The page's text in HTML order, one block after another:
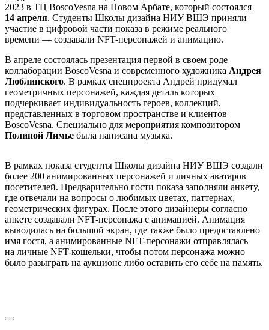
2023 в ТЦ BoscoVesna на Новом Арбате, который состоялся
14 апреля. Студенты Школы дизайна НИУ ВШЭ приняли
участие в цифровой части показа в режиме реального
времени — создавали NFT-персонажей и анимацию.
В апреле состоялась презентация первой в своем роде
коллаборации BoscoVesna и современного художника Андрея
Люблинского. В рамках спецпроекта Андрей придумал
геометричных персонажей, каждая деталь которых
подчеркивает индивидуальность героев, коллекций,
представленных в торговом пространстве и клиентов
BoscoVesna. Специально для мероприятия композитором
Полиной Лимье была написана музыка.
В рамках показа студенты Школы дизайна НИУ ВШЭ создали
более 200 анимированных персонажей и личных аватаров
посетителей. Предварительно гости показа заполняли анкету,
где отвечали на вопросы о любимых цветах, паттернах,
геометрических фигурах. После этого дизайнеры согласно
анкете создавали NFT-персонажа с анимацией. Анимация
выводилась на большой экран, где также было предоставлено
имя гостя, а анимированные NFT-персонажи отправлялась
на личные NFT-кошельки, чтобы потом персонажа можно
было разыграть на аукционе либо оставить его себе на память.